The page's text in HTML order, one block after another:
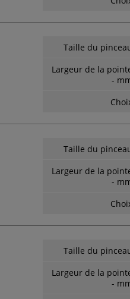
Taille du
Largeur de la
-
Taille du
Largeur de la
-
Taille du
Largeur de la
-